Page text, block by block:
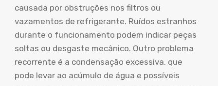
causada por obstruções nos filtros ou
vazamentos de refrigerante. Ruídos estranhos
durante o funcionamento podem indicar peças
soltas ou desgaste mecânico. Outro problema
recorrente é a condensação excessiva, que
pode levar ao acúmulo de água e possíveis